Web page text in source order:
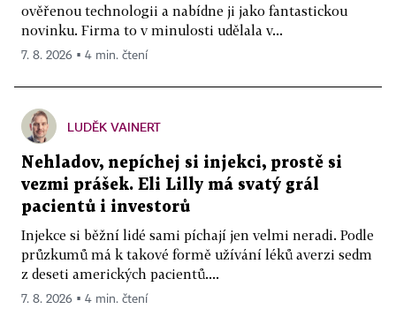
ověřenou technologii a nabídne ji jako fantastickou
novinku. Firma to v minulosti udělala v...
7. 8. 2026 ▪ 4 min. čtení
LUDĚK VAINERT
Nehladov, nepíchej si injekci, prostě si
vezmi prášek. Eli Lilly má svatý grál
pacientů i investorů
Injekce si běžní lidé sami píchají jen velmi neradi. Podle
průzkumů má k takové formě užívání léků averzi sedm
z deseti amerických pacientů....
7. 8. 2026 ▪ 4 min. čtení